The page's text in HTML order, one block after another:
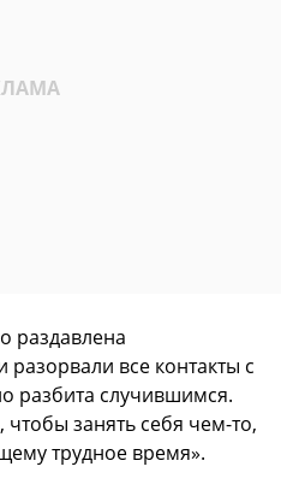
раздавлена
разорвали все контакты с
разбита случившимся.
, чтобы занять себя чем-то,
трудное время».